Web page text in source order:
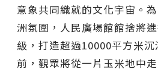
意象共同織就的文化宇宙。
洲氛圍，人民廣場館館捨將
級，打造超過10000平方米
前，觀眾將從一片玉米地中